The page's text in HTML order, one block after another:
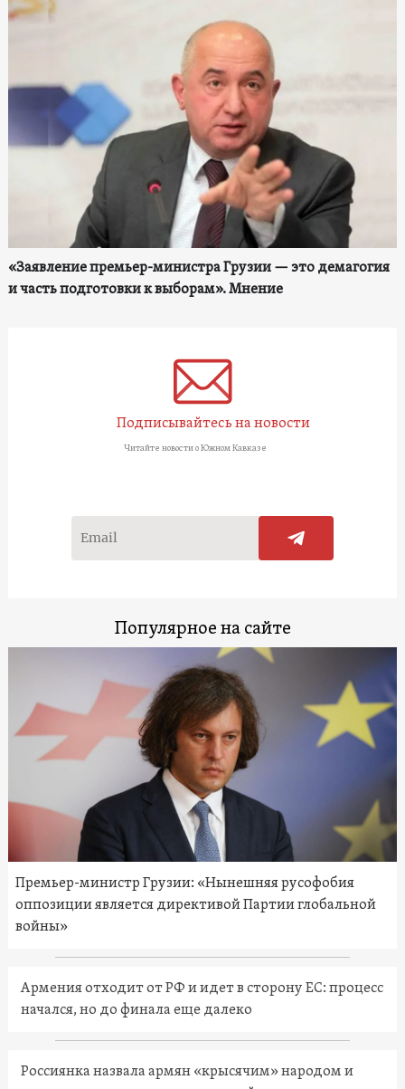
«Заявление премьер-министра Грузии — это демагогия
и часть подготовки к выборам». Мнение
Подписывайтесь на новости
Читайте новости о Южном Кавказе
Популярное на сайте
Премьер-министр Грузии: «Нынешняя русофобия
оппозиции является директивой Партии глобальной
войны»
Армения отходит от РФ и идет в сторону ЕС: процесс
начался, но до финала еще далеко
Россиянка назвала армян «крысячим» народом и